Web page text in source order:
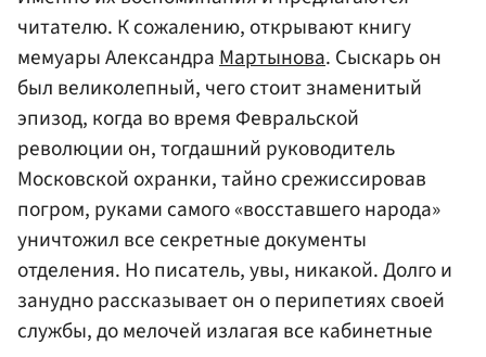
читателю. К сожалению, открывают книгу
мемуары АлександраМартынова. Сыскарь он
был великолепный, чего стоит знаменитый
эпизод, когда во время Февральской
революции он, тогдашний руководитель
Московской охранки, тайно срежиссировав
погром, руками самого «восставшего народа»
уничтожил все секретные документы
отделения. Но писатель, увы, никакой. Долго и
занудно рассказывает он о перипетиях своей
службы, до мелочей излагая все кабинетные